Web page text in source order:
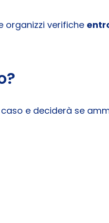
organizzi verifiche
caso e deciderà se